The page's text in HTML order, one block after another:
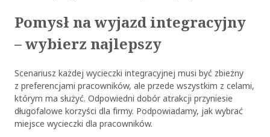
Pomysł na wyjazd integracyjny
– wybierz najlepszy
Scenariusz każdej wycieczki integracyjnej musi być zbieżny
z preferencjami pracowników, ale przede wszystkim z celami,
którym ma służyć. Odpowiedni dobór atrakcji przyniesie
długofalowe korzyści dla firmy. Podpowiadamy, jak wybrać
miejsce wycieczki dla pracowników.